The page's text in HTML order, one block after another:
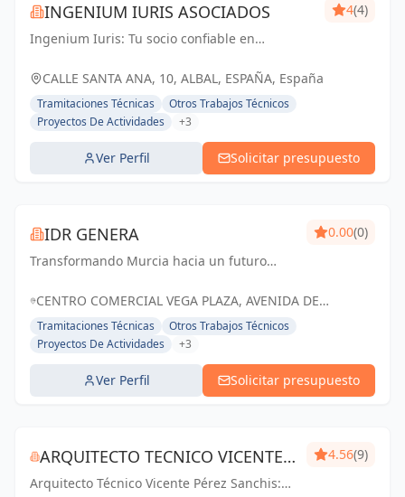
INGENIUM IURIS ASOCIADOS
Ingenium Iuris: Tu socio confiable en
Soluciones profesionales para proyectos
4(4)
CALLE SANTA ANA, 10, ALBAL, ESPAÑA, España
Tramitaciones Técnicas
Otros Trabajos Técnicos
Proyectos De Actividades
+3
Ver Perfil Solicitar presupuesto
IDR GENERA
Transformando Murcia hacia un futuro
renovables y eficientes.
0.00(0)
CENTRO COMERCIAL VEGA PLAZA, AVENIDA DE
GRANADA, MOLINA DE SEGURA, MURCIA, ESPAÑA,
España
Tramitaciones Técnicas
Otros Trabajos Técnicos
Proyectos De Actividades
+3
Ver Perfil Solicitar presupuesto
ARQUITECTO TECNICO VICENTE
PÉREZ SANCHIS
Arquitecto Técnico Vicente Pérez Sanchis:
4.56(9)